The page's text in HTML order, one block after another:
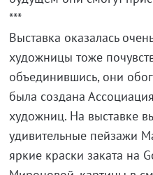
***
Выставка оказалась
художницы тоже
объединившись, они
была создана
художниц. На выставке
удивительные пейзажи
яркие краски заката на